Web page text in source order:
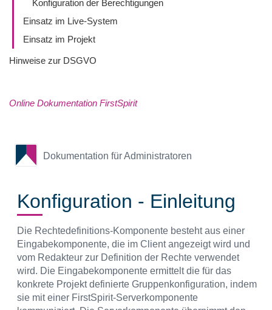
Konfiguration der Berechtigungen
Einsatz im Live-System
Einsatz im Projekt
Hinweise zur DSGVO
Online Dokumentation FirstSpirit
Dokumentation für Administratoren
Konfiguration - Einleitung
Die Rechtedefinitions-Komponente besteht aus einer
Eingabekomponente, die im Client angezeigt wird und
vom Redakteur zur Definition der Rechte verwendet
wird. Die Eingabekomponente ermittelt die für das
konkrete Projekt definierte Gruppenkonfiguration, indem
sie mit einer FirstSpirit-Serverkomponente